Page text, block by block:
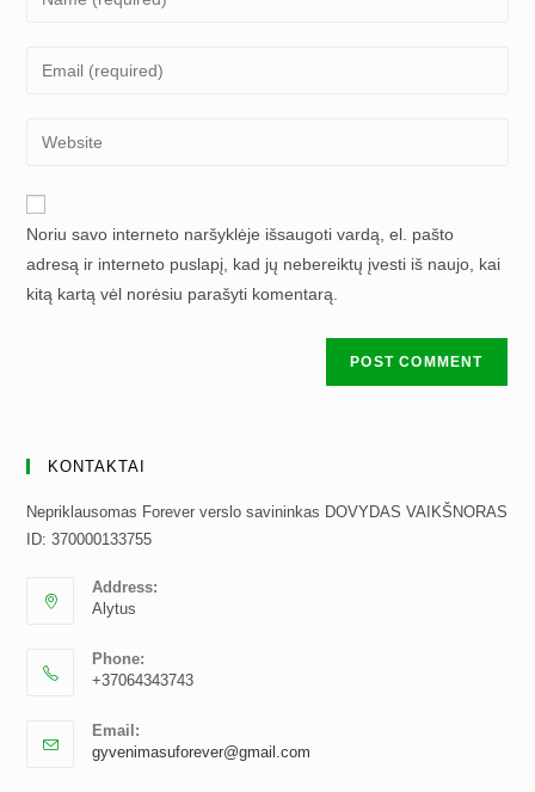
Enter
address
comment
Enter
website
Noriu savo interneto naršyklėje išsaugoti vardą, el. pašto
adresą ir interneto puslapį, kad jų nebereiktų įvesti iš naujo, kai
kitą kartą vėl norėsiu parašyti komentarą.
KONTAKTAI
Nepriklausomas Forever verslo savininkas DOVYDAS VAIKŠNORAS
ID: 370000133755
Address:
Alytus
Phone:
+37064343743
Email:
gyvenimasuforever@gmail.com